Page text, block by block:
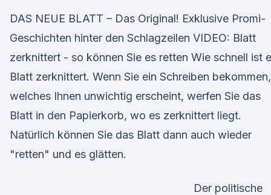
DAS NEUE BLATT – Das Original! Exklusive Promi-
Geschichten hinter den Schlagzeilen VIDEO: Blatt
zerknittert - so können Sie es retten Wie schnell ist
Blatt zerknittert. Wenn Sie ein Schreiben bekommen,
welches Ihnen unwichtig erscheint, werfen Sie das
Blatt in den Papierkorb, wo es zerknittert liegt.
Natürlich können Sie das Blatt dann auch wieder
"retten" und es glätten.
Der politische